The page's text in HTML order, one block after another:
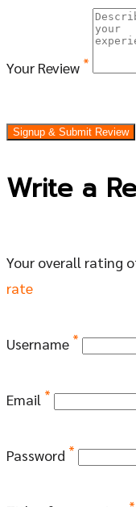
Your Review *
Signup & Submit Review
Write a
Your overall rating
rate
Username *
Email *
Password *